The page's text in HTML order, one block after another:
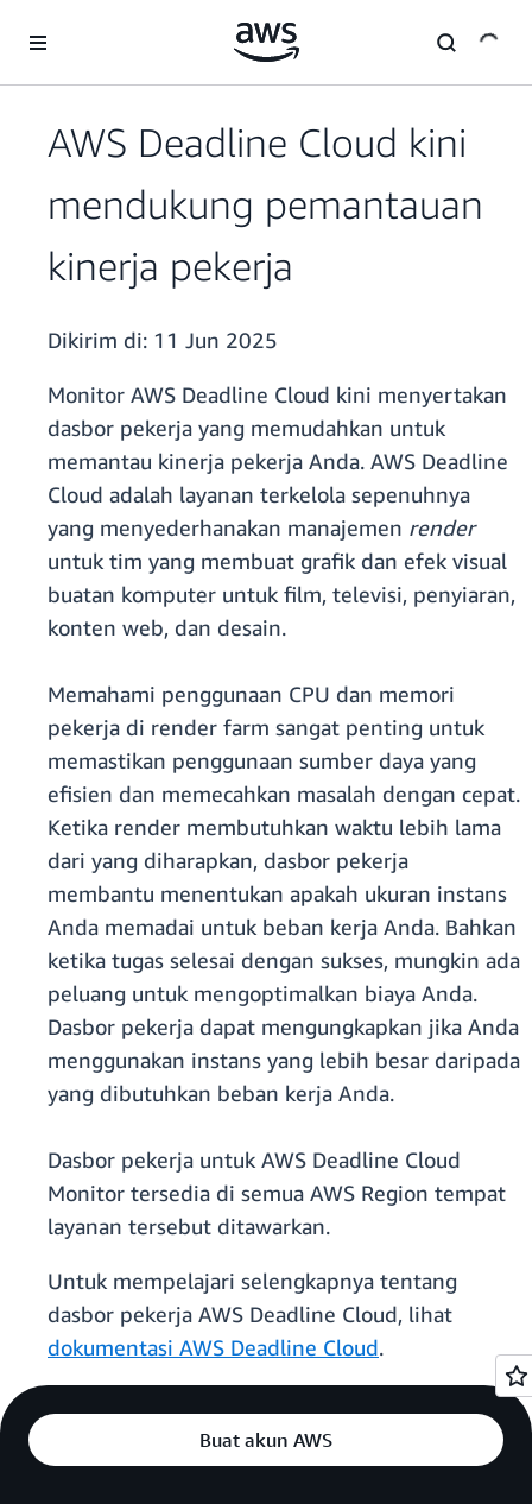
AWS Deadline Cloud kini
mendukung pemantauan
kinerja pekerja
Dikirim di: 11 Jun 2025
Monitor AWS Deadline Cloud kini menyertakan
dasbor pekerja yang memudahkan untuk
memantau kinerja pekerja Anda. AWS Deadline
Cloud adalah layanan terkelola sepenuhnya
yang menyederhanakan manajemen render
untuk tim yang membuat grafik dan efek visual
buatan komputer untuk film, televisi, penyiaran,
konten web, dan desain.
Memahami penggunaan CPU dan memori
pekerja di render farm sangat penting untuk
memastikan penggunaan sumber daya yang
efisien dan memecahkan masalah dengan cepat.
Ketika render membutuhkan waktu lebih lama
dari yang diharapkan, dasbor pekerja
membantu menentukan apakah ukuran instans
Anda memadai untuk beban kerja Anda. Bahkan
ketika tugas selesai dengan sukses, mungkin ada
peluang untuk mengoptimalkan biaya Anda.
Dasbor pekerja dapat mengungkapkan jika Anda
menggunakan instans yang lebih besar daripada
yang dibutuhkan beban kerja Anda.
Dasbor pekerja untuk AWS Deadline Cloud
Monitor tersedia di semua AWS Region tempat
layanan tersebut ditawarkan.
Untuk mempelajari selengkapnya tentang
dasbor pekerja AWS Deadline Cloud, lihat
dokumentasi AWS Deadline Cloud.
Buat akun AWS